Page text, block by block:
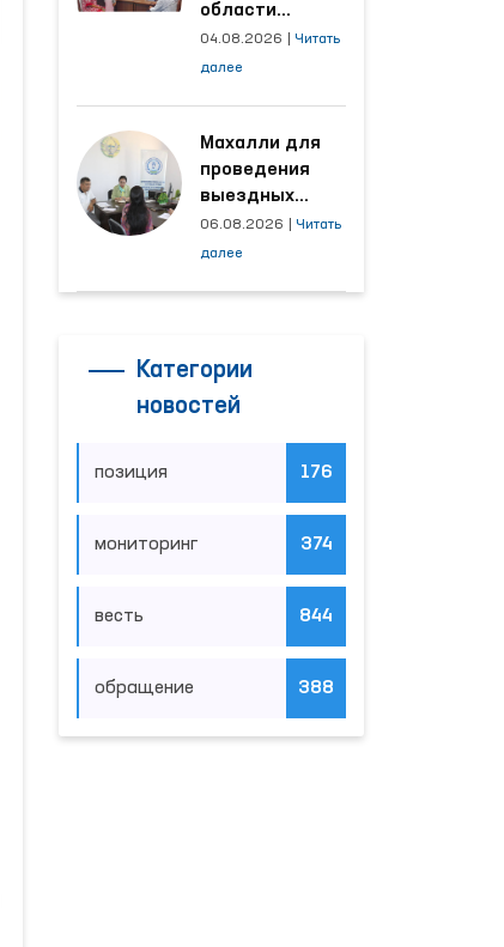
области
налажена
адресная работа
наибольшее
количество
обращений
04.08.2026
Читать
далее
Махалли для
проведения
выездных
приёмов
определяются
06.08.2026
Читать
далее
Категории
новостей
позиция 176
мониторинг 374
весть 844
обращение 388